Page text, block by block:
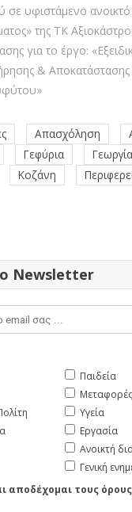
σε υφιστάμενο ανοικτό
της ΤΚ
για το έργο:
&
Απασχόληση
Γεφύρια
Γεωργία
Κοζάνη
Newsletter
Παιδεία
Μεταφορές
Υγεία
Εργασία
Ανοικτή
Γενική
αποδέχομαι τους